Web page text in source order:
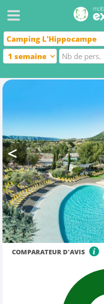
COMPARATEUR D'AVIS